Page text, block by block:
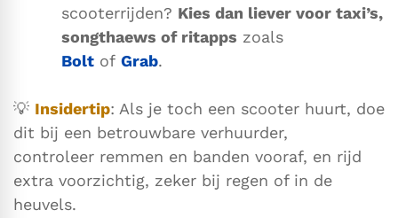
scooterrijden? Kies dan liever voor taxi’s,
songthaews of ritapps zoals
Bolt of Grab.
💡 Insidertip: Als je toch een scooter huurt, doe
dit bij een betrouwbare verhuurder,
controleer remmen en banden vooraf, en rijd
extra voorzichtig, zeker bij regen of in de
heuvels.